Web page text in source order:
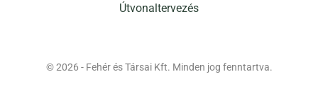
Útvonaltervezés
© 2026 - Fehér és Társai Kft. Minden jog fenntartva.